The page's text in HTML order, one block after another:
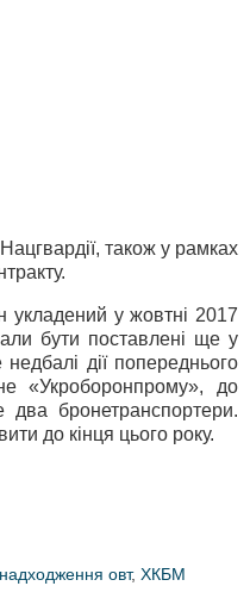
також у рамках
укладений у жовтні 2017
бути поставлені ще у
дії попереднього
«Укроборонпрому», до
бронетранспортери.
до кінця цього року.
надходження овт, ХКБМ